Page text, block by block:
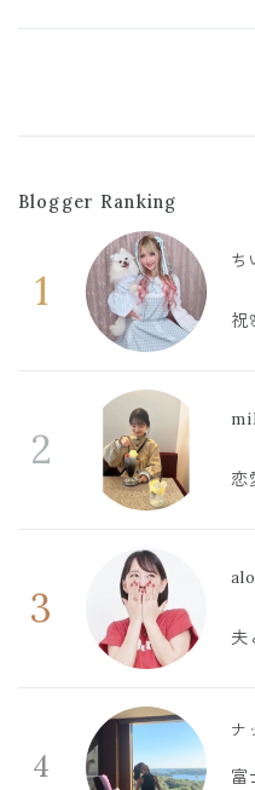
Blogger Ranking
1
ち
祝
2
恋
3
夫
4
ナ
富